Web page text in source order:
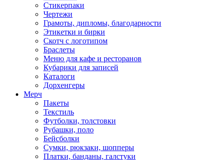
Стикерпаки
Чертежи
Грамоты, дипломы, благодарности
Этикетки и бирки
Скотч с логотипом
Браслеты
Меню для кафе и ресторанов
Кубарики для записей
Каталоги
Дорхенгеры
Мерч
Пакеты
Текстиль
Футболки, толстовки
Рубашки, поло
Бейсболки
Cумки, рюкзаки, шопперы
Платки, банданы, галстуки